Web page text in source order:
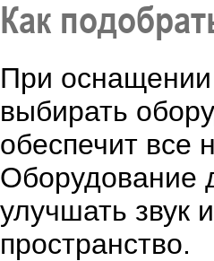
Как
При
выбирать
обеспечит все
Оборудование
улучшать звук
пространство.